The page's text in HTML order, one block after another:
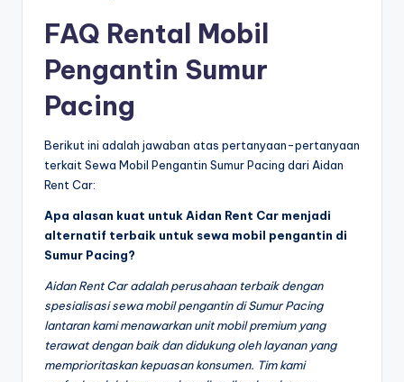
FAQ Rental Mobil
Pengantin Sumur
Pacing
Berikut ini adalah jawaban atas pertanyaan-pertanyaan
terkait Sewa Mobil Pengantin Sumur Pacing dari Aidan
Rent Car:
Apa alasan kuat untuk Aidan Rent Car menjadi
alternatif terbaik untuk sewa mobil pengantin di
Sumur Pacing?
Aidan Rent Car adalah perusahaan terbaik dengan
spesialisasi sewa mobil pengantin di Sumur Pacing
lantaran kami menawarkan unit mobil premium yang
terawat dengan baik dan didukung oleh layanan yang
memprioritaskan kepuasan konsumen. Tim kami